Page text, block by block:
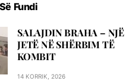
Fundi
SALAJDIN BRAHA – NJЁ
JETЁ NЁ SHЁRBIM TЁ
KOMBIT
14 KORRIK, 2026